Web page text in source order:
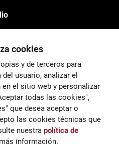
cookies
y de terceros para
usuario, analizar el
el sitio web y personalizar
todas las cookies",
que desea aceptar o
las cookies técnicas que
nuestra política de
información.